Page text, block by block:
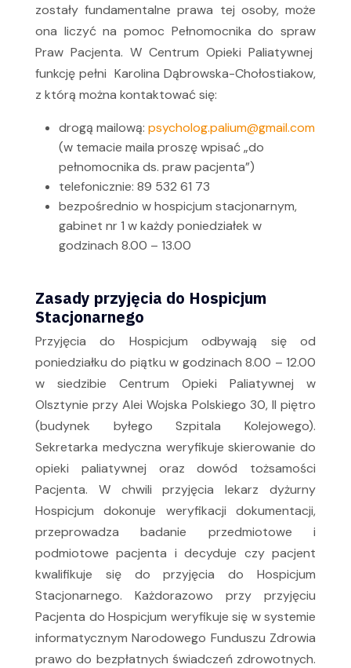
zostały fundamentalne prawa tej osoby, może
ona liczyć na pomoc Pełnomocnika do spraw
Praw Pacjenta. W Centrum Opieki Paliatywnej
funkcję pełni Karolina Dąbrowska-Chołostiakow,
z którą można kontaktować się:
drogą mailową: psycholog.palium@gmail.com
(w temacie maila proszę wpisać „do
pełnomocnika ds. praw pacjenta”)
telefonicznie: 89 532 61 73
bezpośrednio w hospicjum stacjonarnym,
gabinet nr 1 w każdy poniedziałek w
godzinach 8.00 – 13.00
Zasady przyjęcia do Hospicjum
Stacjonarnego
Przyjęcia do Hospicjum odbywają się od
poniedziałku do piątku w godzinach 8.00 – 12.00
w siedzibie Centrum Opieki Paliatywnej w
Olsztynie przy Alei Wojska Polskiego 30, II piętro
(budynek byłego Szpitala Kolejowego).
Sekretarka medyczna weryfikuje skierowanie do
opieki paliatywnej oraz dowód tożsamości
Pacjenta. W chwili przyjęcia lekarz dyżurny
Hospicjum dokonuje weryfikacji dokumentacji,
przeprowadza badanie przedmiotowe i
podmiotowe pacjenta i decyduje czy pacjent
kwalifikuje się do przyjęcia do Hospicjum
Stacjonarnego. Każdorazowo przy przyjęciu
Pacjenta do Hospicjum weryfikuje się w systemie
informatycznym Narodowego Funduszu Zdrowia
prawo do bezpłatnych świadczeń zdrowotnych.